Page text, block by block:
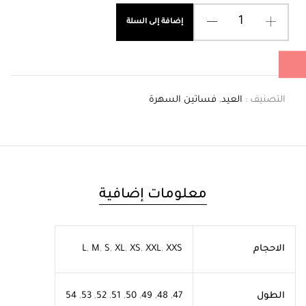
إضافة إلى السلة
التصنيف : العيد, فساتين السهرة
معلومات إضافية
الاحجام L, M, S, XL, XS, XXL, XXS
الطول 47
,
48
,
49
,
50
,
51
,
52
,
53
,
54